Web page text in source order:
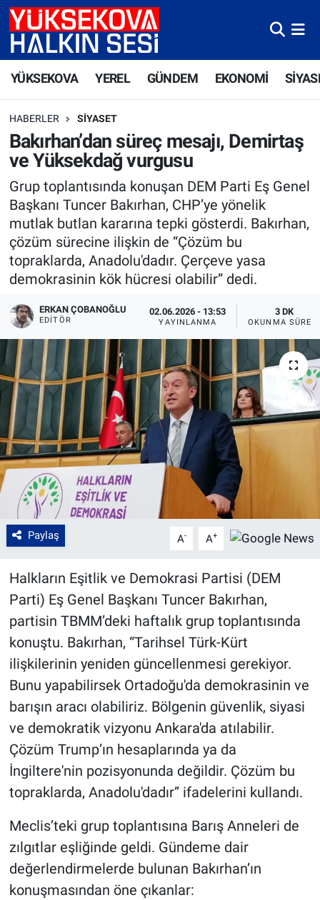
YÜKSEKOVA YEREL GÜNDEM EKONOMİ
HABERLER SIYASET
Bakırhan’dan süreç mesajı, Demirtaş
ve Yüksekdağ vurgusu
Grup toplantısında konuşan DEM Parti Eş Genel
Başkanı Tuncer Bakırhan, CHP’ye yönelik
mutlak butlan kararına tepki gösterdi. Bakırhan,
çözüm sürecine ilişkin de “Çözüm bu
topraklarda, Anadolu'dadır. Çerçeve yasa
demokrasinin kök hücresi olabilir” dedi.
ERKAN ÇOBANOĞLU
EDITÖR
02.06.2026 - 13:53
YAYINLANMA
3 DK
OKUNMA SÜRESI
Paylaş A- A+
Halkların Eşitlik ve Demokrasi Partisi (DEM
Parti) Eş Genel Başkanı Tuncer Bakırhan,
partisin TBMM’deki haftalık grup toplantısında
konuştu. Bakırhan, “Tarihsel Türk-Kürt
ilişkilerinin yeniden güncellenmesi gerekiyor.
Bunu yapabilirsek Ortadoğu'da demokrasinin ve
barışın aracı olabiliriz. Bölgenin güvenlik, siyasi
ve demokratik vizyonu Ankara'da atılabilir.
Çözüm Trump’ın hesaplarında ya da
İngiltere'nin pozisyonunda değildir. Çözüm bu
topraklarda, Anadolu'dadır” ifadelerini kullandı.
Meclis’teki grup toplantısına Barış Anneleri de
zılgıtlar eşliğinde geldi. Gündeme dair
değerlendirmelerde bulunan Bakırhan’ın
konuşmasından öne çıkanlar:
Yüksekova Nöbetçi Eczaneler
Yüksekova Trafik Yoğunluk Haritası
Süper Lig Puan Durumu ve Fikstür
Tüm Manşetler
Son Dakika Haberleri
Haber Arşivi